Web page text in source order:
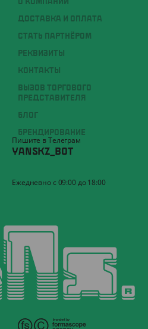
О КОМПАНИИ
ДОСТАВКА И ОПЛАТА
СТАТЬ ПАРТНЁРОМ
РЕКВИЗИТЫ
КОНТАКТЫ
ВЫЗОВ ТОРГОВОГО
ПРЕДСТАВИТЕЛЯ
БЛОГ
БРЕНДИРОВАНИЕ
Пишите в Телеграм
YANSKZ_BOT
Ежедневно с 09:00 до 18:00